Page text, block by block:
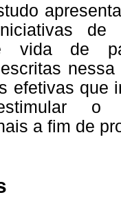
de
vida de
efetivas que
o
a fim de